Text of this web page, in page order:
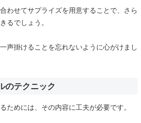
わせてサプライズを用意することで、さら
るでしょう。
声掛けることを忘れないように心がけまし
のテクニック
ためには、その内容に工夫が必要です。